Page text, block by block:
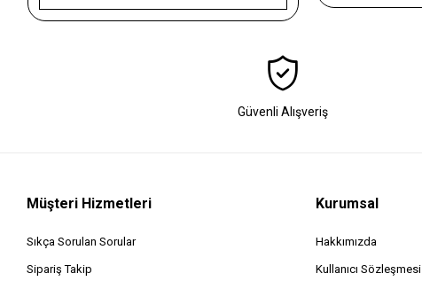
Güvenli Alışveriş
Müşteri Hizmetleri
Sıkça Sorulan Sorular
Sipariş Takip
Kurumsal
Hakkımızda
Kullanıcı Sözleşmesi